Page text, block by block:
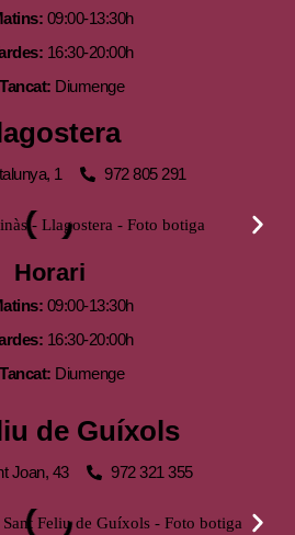
09:00-13:30h
16:30-20:00h
Tancat: Diumenge
1 972 805 291
Horari
09:00-13:30h
16:30-20:00h
Tancat: Diumenge
de Guíxols
Joan, 43 972 321 355